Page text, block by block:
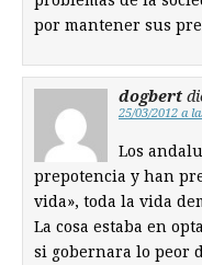
por mantener sus
dogbert
25/03/2012 a
Los
prepotencia y han
vida», toda la vida
La cosa estaba en
si gobernara lo peor